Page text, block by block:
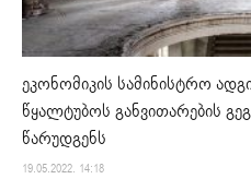
ეკონომიკის სამინისტრო
წყალტუბოს განვითარების
წარუდგენს
19.05.2022. 14:18